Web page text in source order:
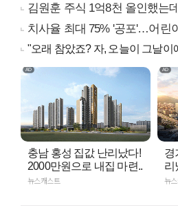
김원훈 주식 1억8천 올인했는
치사율 최대 75% '공포'…어린
"오래 참았죠? 자, 오늘이 그날이
충남 홍성 집값 난리났다!
2000만원으로 내집 마련..
뉴스캐스트
경
리
뉴